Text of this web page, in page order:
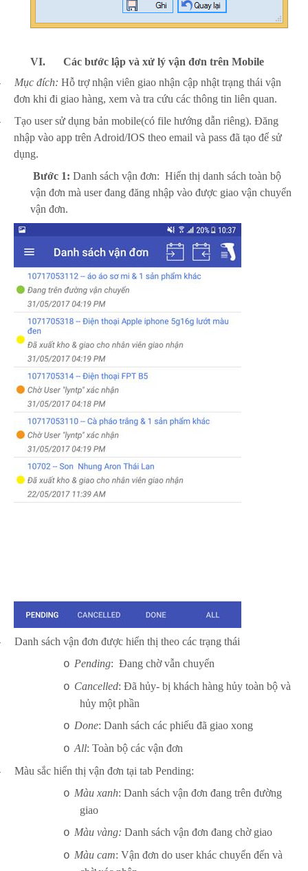
VI.
Các bước lập và xử lý vận đơn trên Mobile
Mục đích: Hỗ trợ nhận viên giao nhận cập nhật trạng thái vận
đơn khi đi giao hàng, xem và tra cứu các thông tin liên quan.
Tạo user sử dụng bản mobile(có file hướng dẫn riêng). Đăng
nhập vào app trên Adroid/IOS theo email và pass đã tạo để sử
dụng.
Bước 1: Danh sách vận đơn: Hiển thị danh sách toàn bộ
vận đơn mà user đang đăng nhập vào được giao vận chuyển
vận đơn.
Danh sách vận đơn được hiển thị theo các trạng thái
o Pending: Đang chờ vẫn chuyển
o Cancelled: Đã hủy- bị khách hàng hủy toàn bộ và
hủy một phần
o Done: Danh sách các phiếu đã giao xong
o All: Toàn bộ các vận đơn
Màu sắc hiển thị vận đơn tại tab Pending:
o Màu xanh: Danh sách vận đơn đang trên đường
giao
o Màu vàng: Danh sách vận đơn đang chờ giao
o Màu cam: Vận đơn do user khác chuyển đến và